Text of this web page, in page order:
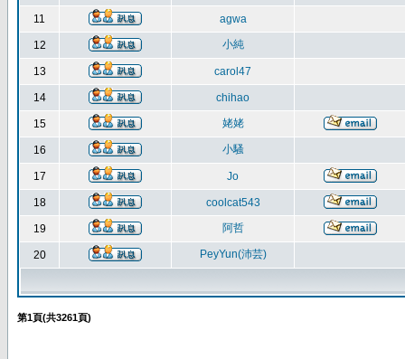
11 agwa
12 小純
13 carol47
14 chihao
15 姥姥
16 小騷
17 Jo
18 coolcat543
19 阿哲
20 PeyYun(沛芸)
第1頁(共3261頁)